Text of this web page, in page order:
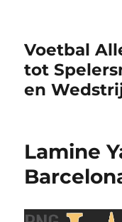
Voetbal
tot
en
Lamine